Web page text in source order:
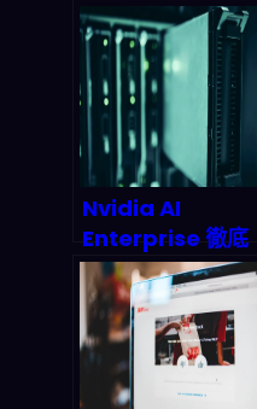
Nvidia AI
Enterprise 徹底
改寫企業自動化規
則？2027年兆級
商機與n8n串接實
戰全解析